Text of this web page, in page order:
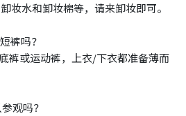
妆水和卸妆棉等，请来卸妆即可。
裤吗？
裤或运动裤，上衣/下衣都准备薄而
观吗？